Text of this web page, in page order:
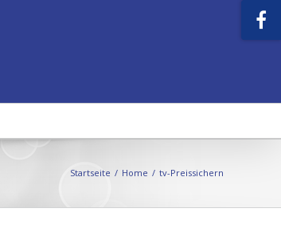
Startseite / Home / tv-Preissichern